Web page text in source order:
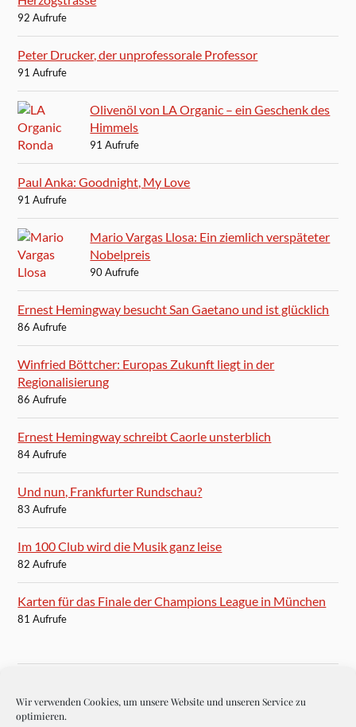
Wir verwenden Cookies, um unsere Website und unseren Service zu
optimieren.
92 Aufrufe
Peter Drucker, der unprofessorale Professor
91 Aufrufe
Olivenöl von LA Organic – ein Geschenk des
Himmels
91 Aufrufe
Paul Anka: Goodnight, My Love
91 Aufrufe
Mario Vargas Llosa: Ein ziemlich verspäteter
Nobelpreis
90 Aufrufe
Ernest Hemingway besucht San Gaetano und ist glücklich
86 Aufrufe
Winfried Böttcher: Europas Zukunft liegt in der
Regionalisierung
86 Aufrufe
Ernest Hemingway schreibt Caorle unsterblich
84 Aufrufe
Und nun, Frankfurter Rundschau?
83 Aufrufe
Im 100 Club wird die Musik ganz leise
82 Aufrufe
Karten für das Finale der Champions League in München
81 Aufrufe
BLOGROLL